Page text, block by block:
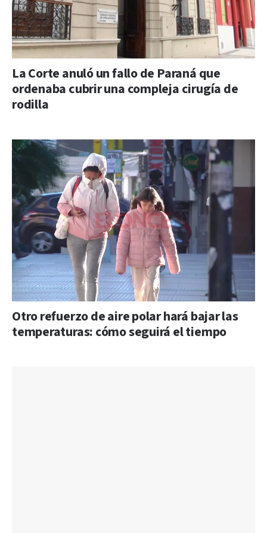
La Corte anuló un fallo de Paraná que
ordenaba cubrir una compleja cirugía de
rodilla
Otro refuerzo de aire polar hará bajar las
temperaturas: cómo seguirá el tiempo